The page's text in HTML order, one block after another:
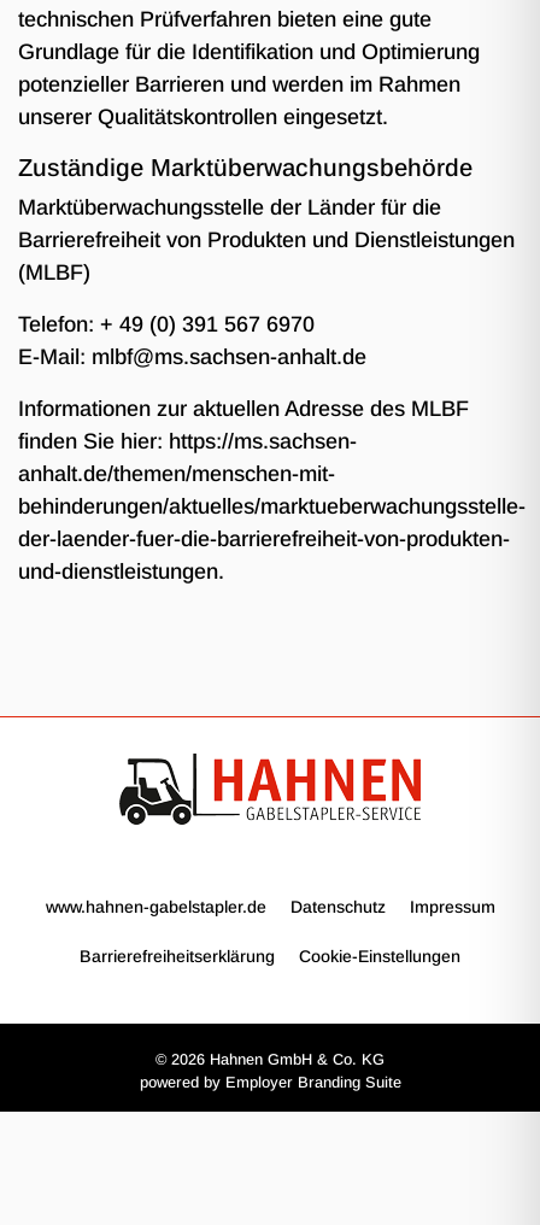
technischen Prüfverfahren bieten eine gute
Grundlage für die Identifikation und Optimierung
potenzieller Barrieren und werden im Rahmen
unserer Qualitätskontrollen eingesetzt.
Zuständige Marktüberwachungsbehörde
Marktüberwachungsstelle der Länder für die
Barrierefreiheit von Produkten und Dienstleistungen
(MLBF)
Telefon: + 49 (0) 391 567 6970
E-Mail: mlbf@ms.sachsen-anhalt.de
Informationen zur aktuellen Adresse des MLBF
finden Sie hier: https://ms.sachsen-
anhalt.de/themen/menschen-mit-
behinderungen/aktuelles/marktueberwachungsstelle-
der-laender-fuer-die-barrierefreiheit-von-produkten-
und-dienstleistungen.
www.hahnen-gabelstapler.de Datenschutz Impressum
Barrierefreiheitserklärung Cookie-Einstellungen
© 2026 Hahnen GmbH & Co. KG
powered by Employer Branding Suite